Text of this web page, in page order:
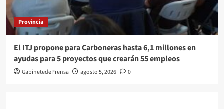
Provincia
El ITJ propone para Carboneras hasta 6,1 millones en
ayudas para 5 proyectos que crearán 55 empleos
GabinetedePrensa agosto 5, 2026 0